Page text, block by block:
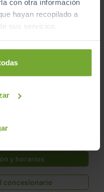
con otra información
hayan recopilado a
sus servicios.
y horarios
concesionario